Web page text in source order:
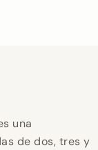
una
de dos, tres y
entregan con